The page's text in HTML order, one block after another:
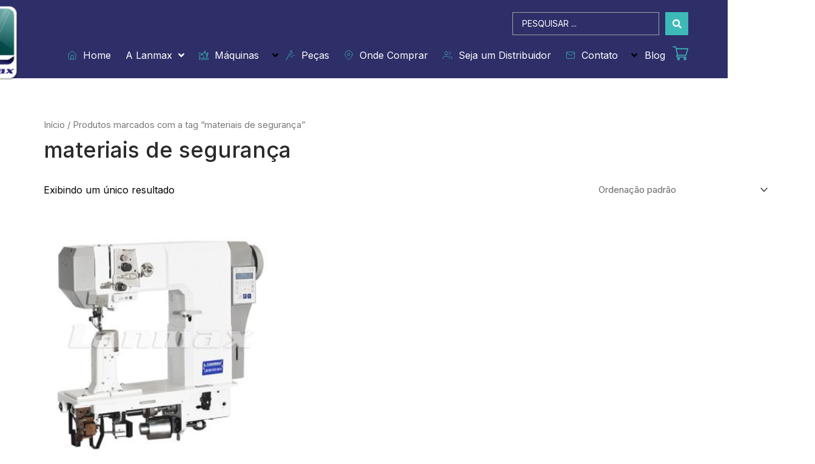
Ir
para
o
conteúdo
Pesquisar
...
Home
A Lanmax Máquinas Peças Onde Comprar Seja um Distribuidor Contato Blog
Início / Produtos marcados com a tag “materiais de segurança”
materiais de segurança
Exibindo um único resultado